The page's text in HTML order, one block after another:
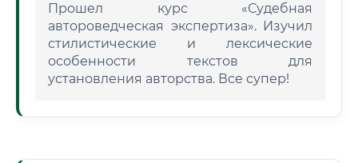
Прошел курс «Судебная
автороведческая экспертиза». Изучил
стилистические и лексические
особенности текстов для
установления авторства. Все супер!